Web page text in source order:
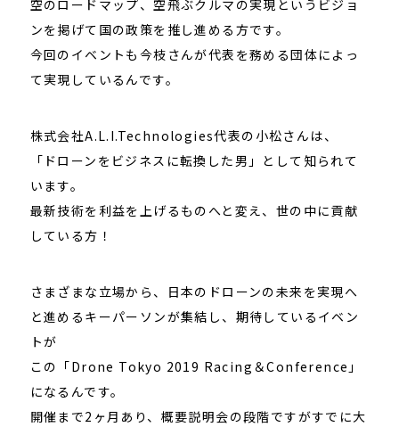
空のロードマップ、空飛ぶクルマの実現というビジョ
ンを掲げて国の政策を推し進める方です。
今回のイベントも今枝さんが代表を務める団体によっ
て実現しているんです。
株式会社A.L.I.Technologies代表の小松さんは、
「ドローンをビジネスに転換した男」として知られて
います。
最新技術を利益を上げるものへと変え、世の中に貢献
している方！
さまざまな立場から、日本のドローンの未来を実現へ
と進めるキーパーソンが集結し、期待しているイベン
トが
この「Drone Tokyo 2019 Racing＆Conference」
になるんです。
開催まで2ヶ月あり、概要説明会の段階ですがすでに大